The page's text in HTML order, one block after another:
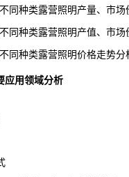
类露营照明产量、市场
类露营照明产值、市场
种类露营照明价格走势分
应用领域分析